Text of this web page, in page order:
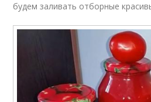
будем заливать отборные